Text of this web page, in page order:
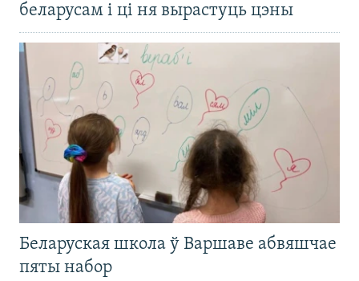
беларусам і ці ня вырастуць цэны
Беларуская школа ў Варшаве абвяшчае
пяты набор